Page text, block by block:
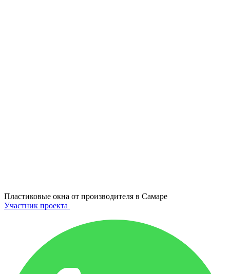
Пластиковые окна от производителя в Самаре
Участник проекта